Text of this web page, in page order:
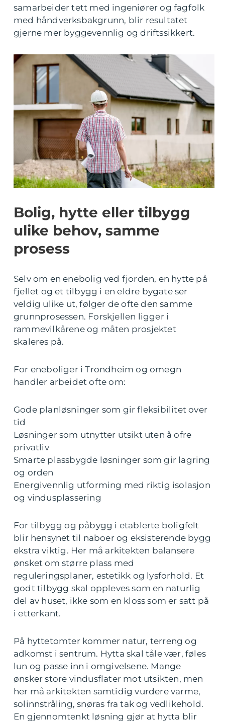
samarbeider tett med ingeniører og fagfolk
med håndverksbakgrunn, blir resultatet
gjerne mer byggevennlig og driftssikkert.
Bolig, hytte eller tilbygg
ulike behov, samme
prosess
Selv om en enebolig ved fjorden, en hytte på
fjellet og et tilbygg i en eldre bygate ser
veldig ulike ut, følger de ofte den samme
grunnprosessen. Forskjellen ligger i
rammevilkårene og måten prosjektet
skaleres på.
For eneboliger i Trondheim og omegn
handler arbeidet ofte om:
Gode planløsninger som gir fleksibilitet over
tid
Løsninger som utnytter utsikt uten å ofre
privatliv
Smarte plassbygde løsninger som gir lagring
og orden
Energivennlig utforming med riktig isolasjon
og vindusplassering
For tilbygg og påbygg i etablerte boligfelt
blir hensynet til naboer og eksisterende bygg
ekstra viktig. Her må arkitekten balansere
ønsket om større plass med
reguleringsplaner, estetikk og lysforhold. Et
godt tilbygg skal oppleves som en naturlig
del av huset, ikke som en kloss som er satt på
i etterkant.
På hyttetomter kommer natur, terreng og
adkomst i sentrum. Hytta skal tåle vær, føles
lun og passe inn i omgivelsene. Mange
ønsker store vindusflater mot utsikten, men
her må arkitekten samtidig vurdere varme,
solinnstråling, snøras fra tak og vedlikehold.
En gjennomtenkt løsning gjør at hytta blir